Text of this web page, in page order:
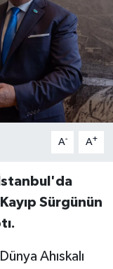
A- A+
İstanbul'da
Sürgünün
Ahıskalı